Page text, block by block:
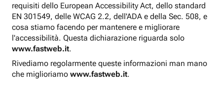
requisiti dello European Accessibility Act, dello standard
EN 301549, delle WCAG 2.2, dell'ADA e della Sec. 508, e
cosa stiamo facendo per mantenere e migliorare
l'accessibilità. Questa dichiarazione riguarda solo
www.fastweb.it.
Rivediamo regolarmente queste informazioni man mano
che miglioriamo www.fastweb.it.